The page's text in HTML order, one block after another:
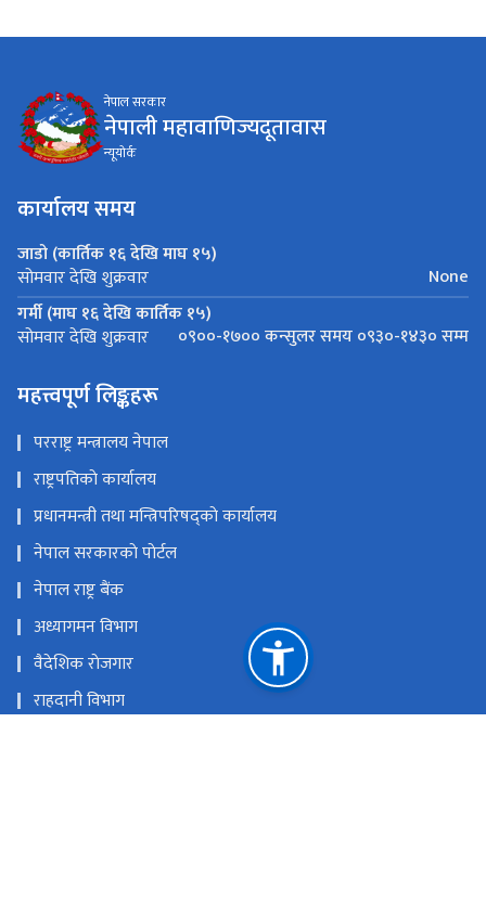
नेपाल सरकार
नेपाली महावाणिज्यदूतावास
न्यूयाेर्क
कार्यालय समय
जाडो (कार्तिक १६ देखि माघ १५)
सोमवार देखि शुक्रवार
None
गर्मी (माघ १६ देखि कार्तिक १५)
सोमवार देखि शुक्रवार ०९००-१७०० कन्सुलर समय ०९३०-१४३० सम्म
महत्त्वपूर्ण लिङ्कहरू
परराष्ट्र मन्त्रालय नेपाल
राष्ट्रपतिकाे कार्यालय
प्रधानमन्त्री तथा मन्त्रिपरिषद्काे कार्यालय
नेपाल सरकारकाे पाेर्टल
नेपाल राष्ट्र बैंक
अध्यागमन विभाग
वैदेशिक राेजगार
राहदानी विभाग